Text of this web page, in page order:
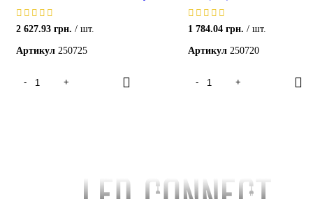
2 627.93 грн.
шт.
Артикул 250725
1 784.04 грн.
шт.
Артикул 250720